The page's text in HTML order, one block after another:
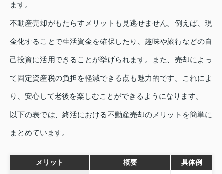
ます。
不動産売却がもたらすメリットも見逃せません。例えば、現
金化することで生活資金を確保したり、趣味や旅行などの自
己投資に活用できることが挙げられます。また、売却によっ
て固定資産税の負担を軽減できる点も魅力的です。これによ
り、安心して老後を楽しむことができるようになります。
以下の表では、終活における不動産売却のメリットを簡単に
まとめています。
メリット 概要 具体例